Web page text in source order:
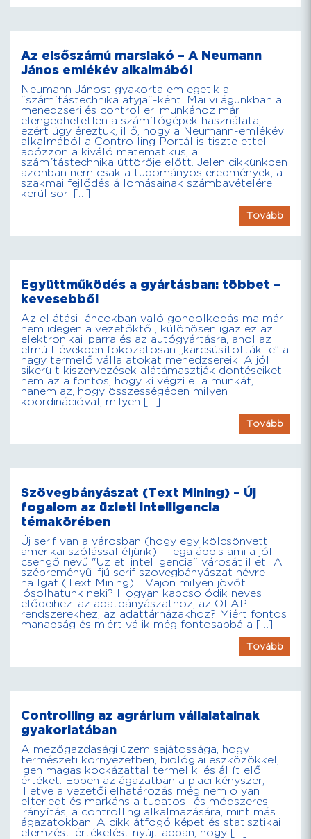
Az elsőszámú marslakó – A Neumann
János emlékév alkalmából
Neumann Jánost gyakorta emlegetik a
"számítástechnika atyja"-ként. Mai világunkban a
menedzseri és controlleri munkához már
elengedhetetlen a számítógépek használata,
ezért úgy éreztük, illő, hogy a Neumann-emlékév
alkalmából a Controlling Portál is tisztelettel
adózzon a kiváló matematikus, a
számítástechnika úttörője előtt. Jelen cikkünkben
azonban nem csak a tudományos eredmények, a
szakmai fejlődés állomásainak számbavételére
kerül sor, […]
Tovább
Együttműködés a gyártásban: többet –
kevesebből
Az ellátási láncokban való gondolkodás ma már
nem idegen a vezetőktől, különösen igaz ez az
elektronikai iparra és az autógyártásra, ahol az
elmúlt években fokozatosan „karcsúsították le” a
nagy termelő vállalatokat menedzsereik. A jól
sikerült kiszervezések alátámasztják döntéseiket:
nem az a fontos, hogy ki végzi el a munkát,
hanem az, hogy összességében milyen
koordinációval, milyen […]
Tovább
Szövegbányászat (Text Mining) – Új
fogalom az üzleti intelligencia
témakörében
Új serif van a városban (hogy egy kölcsönvett
amerikai szólással éljünk) – legalábbis ami a jól
csengő nevű "Üzleti intelligencia" városát illeti. A
szépreményű ifjú serif szövegbányászat névre
hallgat (Text Mining)… Vajon milyen jövőt
jósolhatunk neki? Hogyan kapcsolódik neves
elődeihez: az adatbányászathoz, az OLAP-
rendszerekhez, az adattárházakhoz? Miért fontos
manapság és miért válik még fontosabbá a […]
Tovább
Controlling az agrárium vállalatainak
gyakorlatában
A mezőgazdasági üzem sajátossága, hogy
természeti környezetben, biológiai eszközökkel,
igen magas kockázattal termel ki és állít elő
értéket. Ebben az ágazatban a piaci kényszer,
illetve a vezetői elhatározás még nem olyan
elterjedt és markáns a tudatos- és módszeres
irányítás, a controlling alkalmazására, mint más
ágazatokban. A cikk átfogó képet és statisztikai
elemzést-értékelést nyújt abban, hogy […]